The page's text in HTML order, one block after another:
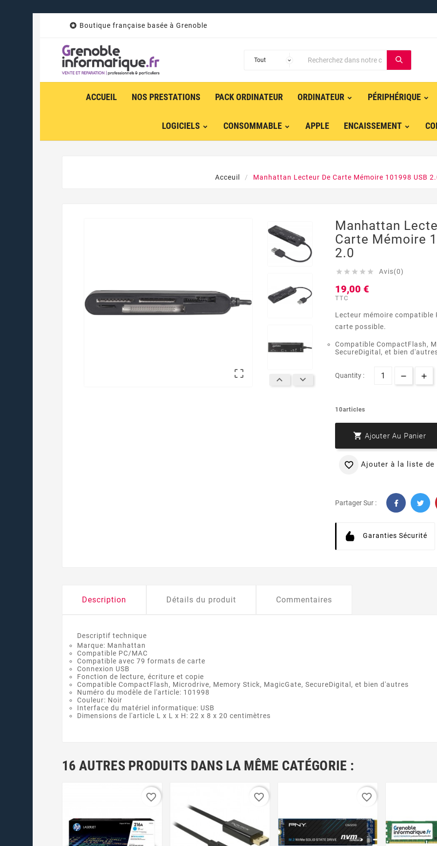
 Boutique française basée à Grenoble
ACCUEIL NOS PRESTATIONS PACK ORDINATEUR ORDINATEUR PÉRIPHÉRIQUE
LOGICIELS CONSOMMABLE APPLE ENCAISSEMENT
Acceuil Manhattan Lecteur De Carte Mémoire 101998 USB

 
Manhattan
Carte Mémoire
2.0
     Avis(0)
19,00 €
TTC
Lecteur mémoire compatible
carte possible.
Compatible CompactFlash,
SecureDigital, et bien
Quantity :
10articles
 Ajouter Au Panier
 Ajouter à la liste de
Partager Sur :
Garanties Sécurité
Description Détails du produit Commentaires
Descriptif technique
Marque: ‎Manhattan
Compatible PC/MAC
Compatible avec 79 formats de carte
Connexion USB
Fonction de lecture, écriture et copie
Compatible CompactFlash, Microdrive, Memory Stick, MagicGate, SecureDigital, et bien d'autres
Numéro du modèle de l'article: ‎101998
Couleur: ‎Noir
Interface du matériel informatique: ‎USB
Dimensions de l'article L x L x H: ‎22 x 8 x 20 centimètres
16 AUTRES PRODUITS DANS LA MÊME CATÉGORIE :
favorite_border favorite_border favorite_border